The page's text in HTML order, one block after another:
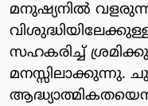
മനുഷ്യനില്‍
സഹകരിച്ച്
മനസ്സിലാക്കുന്നു.